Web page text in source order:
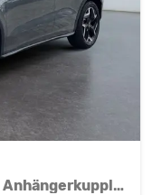
1,5 eTSI DSG R-Line LED Plus Anhängerkupplung Navi Digital Pro Sitzheizung beheiztes Lenkrad 18 Zoll Alu el.Heckklapp